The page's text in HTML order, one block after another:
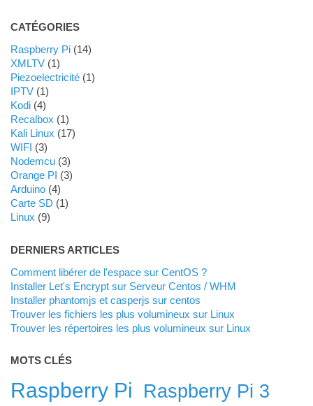
CATÉGORIES
Raspberry Pi(14)
XMLTV(1)
Piezoelectricité(1)
IPTV(1)
Kodi(4)
Recalbox (1)
Kali Linux (17)
WIFI (3)
Nodemcu(3)
Orange PI (3)
Arduino(4)
Carte SD (1)
Linux (9)
DERNIERS ARTICLES
Comment libérer de l'espace sur CentOS ?
Installer Let's Encrypt sur Serveur Centos / WHM
Installer phantomjs et casperjs sur centos
Trouver les fichiers les plus volumineux sur Linux
Trouver les répertoires les plus volumineux sur Linux
MOTS CLÉS
Raspberry Pi
Raspberry Pi 3